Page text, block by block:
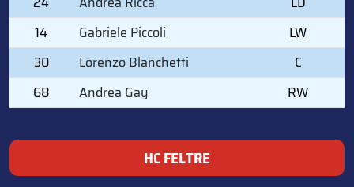
14
Gabriele Piccoli
LW
30
Lorenzo Blanchetti
C
68
Andrea Gay RW
HC FELTRE